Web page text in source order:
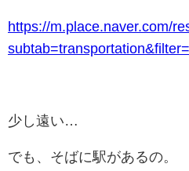
https://m.place.naver.com/
少し遠い…
でも、そばに駅があるの。